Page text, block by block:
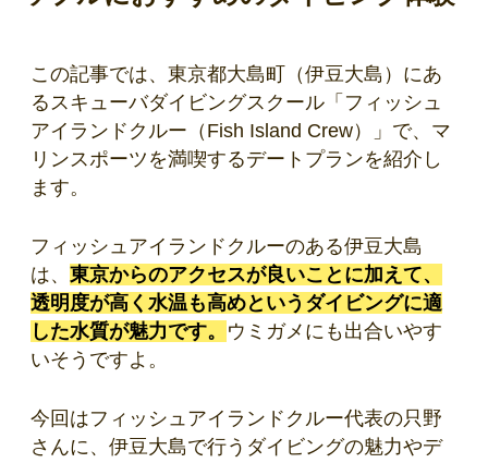
この記事では、東京都大島町（伊豆大島）にあ
るスキューバダイビングスクール「フィッシュ
アイランドクルー（Fish Island Crew）」で、マ
リンスポーツを満喫するデートプランを紹介し
ます。
フィッシュアイランドクルーのある伊豆大島
は、 東京からのアクセスが良いことに加えて、
透明度が高く水温も高めというダイビングに適
した水質が魅力です。 ウミガメにも出合いやす
いそうですよ。
今回はフィッシュアイランドクルー代表の只野
さんに、伊豆大島で行うダイビングの魅力やデ